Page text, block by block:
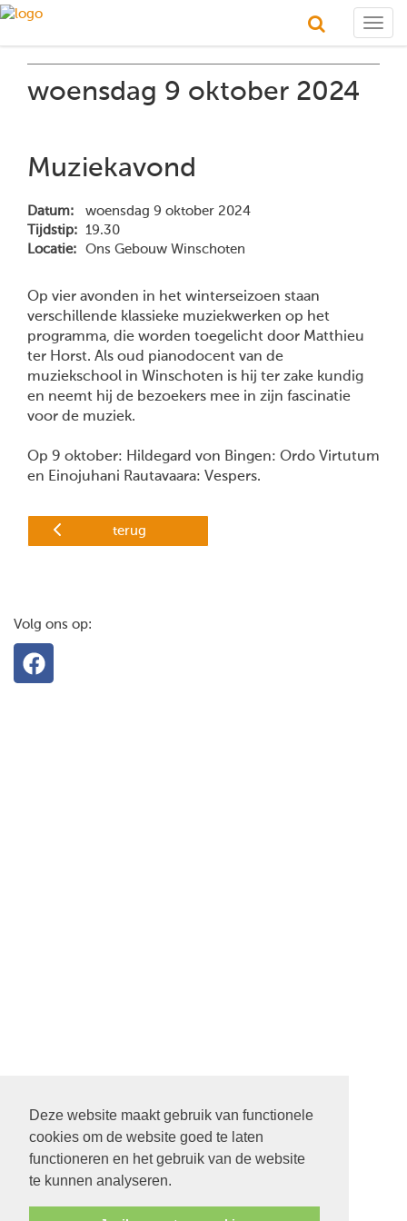
Deze website maakt gebruik van functionele
cookies om de website goed te laten
functioneren en het gebruik van de website
te kunnen analyseren.
woensdag 9 oktober 2024
Muziekavond
Datum:
woensdag 9 oktober 2024
Tijdstip: 19.30
Locatie:
Ons Gebouw Winschoten
Op vier avonden in het winterseizoen staan
verschillende klassieke muziekwerken op het
programma, die worden toegelicht door Matthieu
ter Horst. Als oud pianodocent van de
muziekschool in Winschoten is hij ter zake kundig
en neemt hij de bezoekers mee in zijn fascinatie
voor de muziek.
Op 9 oktober: Hildegard von Bingen: Ordo Virtutum
en Einojuhani Rautavaara: Vespers.
terug
Volg ons op:
22 SEPTEMBER STARTDIENST MET ALLE PASTORES. 9.30
UUR IN DE ONTMOETING IN SCHEEMDA